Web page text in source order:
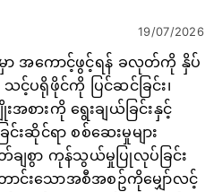
19/07/2026
မှာ အကောင့်ဖွင့်ရန် ခလုတ်ကို နှိပ်
ရိုဖိုင်ကို ပြင်ဆင်ခြင်း၊
စားကို ရွေးချယ်ခြင်းနှင့်
ဆိုင်ရာ စစ်ဆေးမှုများ
ျစွာ ကုန်သွယ်မှုပြုလုပ်ခြင်း
ာင်းသောအစီအစဥ်ကိုမျှော်လင့်